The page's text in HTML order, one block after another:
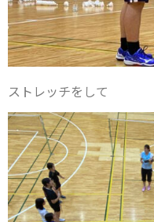
ストレッチをして